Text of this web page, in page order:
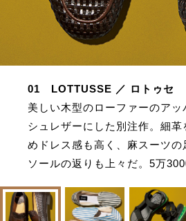
01 LOTTUSSE ／ ロトゥセ
美しい木型のローファーのアッ
シュレザーにした別注作。細革
めドレス感も高く、麻スーツの
ソールの返りも上々だ。5万